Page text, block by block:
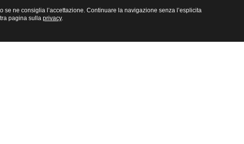
ne consiglia l’accettazione. Continuare la navigazione senza l’esplicita
pagina sulla privacy.